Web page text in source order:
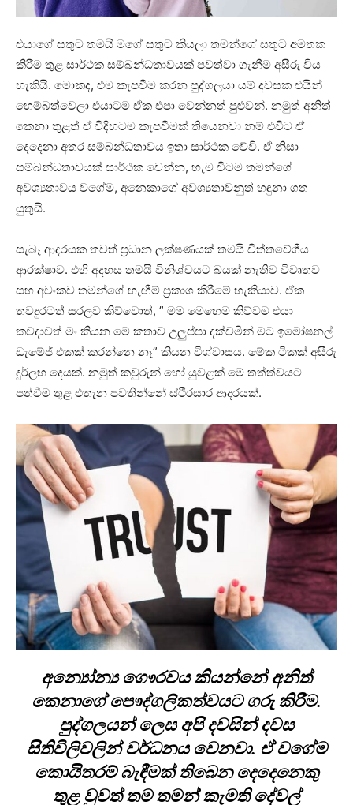
එයාගේ සතුට තමයි මගේ සතුට කියලා තමන්ගේ සතුට අමතක
කිරීම තුළ සාර්ථක සම්බන්ධතාවයක් පවත්වා ගැනීම අසීරු විය
හැකියි. මොකද, එම කැපවීම කරන පුද්ගලයා යම් දවසක එයින්
හෙම්බත්වෙලා එයාටම ඒක එපා වෙන්නත් පුළුවන්. නමුත් අනිත්
කෙනා තුළත් ඒ විදිහටම කැපවීමක් තියෙනවා නම් එවිට ඒ
දෙදෙනා අතර සම්බන්ධතාවය ඉතා සාර්ථක වේවි. ඒ නිසා
සම්බන්ධතාවයක් සාර්ථක වෙන්න, හැම විටම තමන්ගේ
අවශ්‍යතාවය වගේම, අනෙකාගේ අවශ්‍යතාවනුත් හඳුනා ගත
යුතුයි.
සැබෑ ආදරයක තවත් ප්‍රධාන ලක්ෂණයක් තමයි චිත්තවේගීය
ආරක්ෂාව. එහි අදහස තමයි විනිශ්චයට බයක් නැතිව විවෘතව
සහ අවංකව තමන්ගේ හැඟීම් ප්‍රකාශ කිරීමේ හැකියාව. ඒක
තවදුරටත් සරලව කිව්වොත්, ” මම මෙහෙම කිව්වම එයා
කවදාවත් මං කියන මේ කතාව උලුප්පා දක්වමින් මට ඉමෝෂනල්
ඩැමේජ් එකක් කරන්නෙ නෑ” කියන විශ්වාසය. මේක ටිකක් අසීරු
දුර්ලභ දෙයක්. නමුත් කවුරුන් හෝ යුවළක් මේ තත්ත්වයට
පත්වීම තුළ එතැන පවතින්නේ ස්ථිරසාර ආදරයක්.
අන්‍යෝන්‍ය ගෞරවය කියන්නේ අනිත්
කෙනාගේ පෞද්ගලිකත්වයට ගරු කිරීම.
පුද්ගලයන් ලෙස අපි දවසින් දවස
සිතිවිලිවලින් වර්ධනය වෙනවා. ඒ වගේම
කොයිතරම් බැඳීමක් තිබෙන දෙදෙනෙකු
තුළ වුවත් තම තමන් කැමති දේවල්